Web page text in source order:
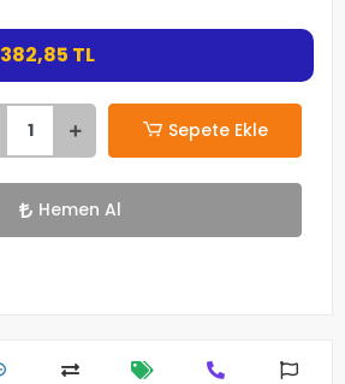
382,85 TL
Sepete Ekle
Hemen Al